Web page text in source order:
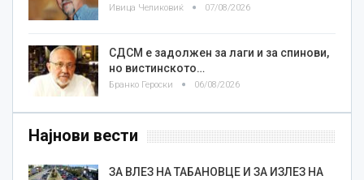
Ивица Челиковиќ 07/08/2026
СДСМ е задолжен за лаги и за спинови,
но вистинското…
Бранко Героски 06/08/2026
Најнови вести
ЗА ВЛЕЗ НА ТАБАНОВЦЕ И ЗА ИЗЛЕЗ НА